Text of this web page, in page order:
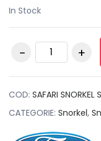
In Stock
SAFARI SNORKEL
SS980HF FORD-
COD: SAFARI
CATEGORIE: Snorkel,